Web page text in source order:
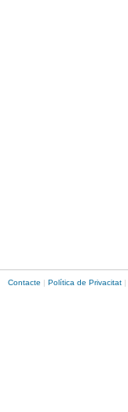
Contacte | Política de Privacitat |